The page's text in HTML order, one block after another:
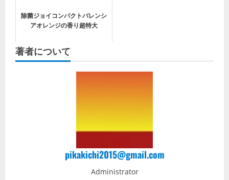
除菌ジョイコンパクトバレンシ
アオレンジの香り超特大
著者について
pikakichi2015@gmail.com
Administrator